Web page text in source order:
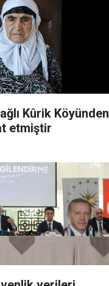
Kûrik Köyünden
etmiştir